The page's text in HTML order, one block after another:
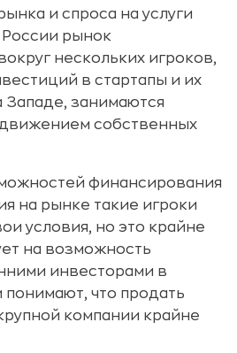
и спроса на услуги
России рынок
нескольких игроков,
в стартапы и их
Западе, занимаются
собственных
финансирования
на рынке такие игроки
условия, но это крайне
на возможность
инвесторами в
понимают, что продать
компании крайне